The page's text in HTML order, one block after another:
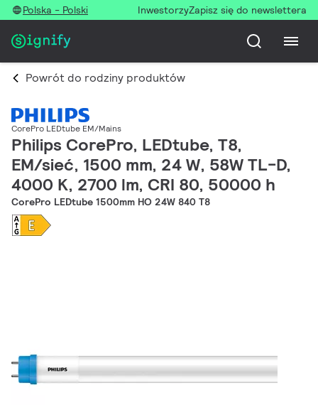
Polska - Polski InwestorzyZapisz się do newslettera
Powrót do rodziny produktów
CorePro LEDtube EM/Mains
Philips CorePro, LEDtube, T8,
EM/sieć, 1500 mm, 24 W, 58W TL-D,
4000 K, 2700 lm, CRI 80, 50000 h
CorePro LEDtube 1500mm HO 24W 840 T8